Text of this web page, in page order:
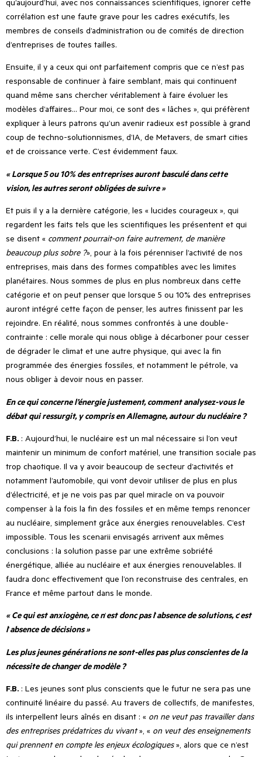
corrélation est une faute grave pour les cadres exécutifs, les
membres de conseils d’administration ou de comités de direction
d’entreprises de toutes tailles.
Ensuite, il y a ceux qui ont parfaitement compris que ce n’est pas
responsable de continuer à faire semblant, mais qui continuent
quand même sans chercher véritablement à faire évoluer les
modèles d’affaires… Pour moi, ce sont des « lâches », qui préfèrent
expliquer à leurs patrons qu’un avenir radieux est possible à grand
coup de techno-solutionnismes, d’IA, de Metavers, de smart cities
et de croissance verte. C’est évidemment faux.
« Lorsque 5 ou 10% des entreprises auront basculé dans cette
vision,les autres seront obligées de suivre »
Et puis il y a la dernière catégorie, les « lucides courageux », qui
regardent les faits tels que les scientifiques les présentent et qui
se disent « comment pourrait-on faire autrement, de manière
beaucoup plus sobre ?», pour à la fois pérenniser l’activité de nos
entreprises, mais dans des formes compatibles avec les limites
planétaires. Nous sommes de plus en plus nombreux dans cette
catégorie et on peut penser que lorsque 5 ou 10% des entreprises
auront intégré cette façon de penser, les autres finissent par les
rejoindre. En réalité, nous sommes confrontés à une double-
contrainte : celle morale qui nous oblige à décarboner pour cesser
de dégrader le climat et une autre physique, qui avec la fin
programmée des énergies fossiles, et notamment le pétrole, va
nous obliger à devoir nous en passer.
En ce qui concerne l’énergie justement, comment analysez-vous le
débat qui ressurgit, y compris en Allemagne, autour du nucléaire ?
F.B. : Aujourd’hui, le nucléaire est un mal nécessaire si l’on veut
maintenir un minimum de confort matériel, une transition sociale pas
trop chaotique. Il va y avoir beaucoup de secteur d’activités et
notamment l’automobile, qui vont devoir utiliser de plus en plus
d’électricité, et je ne vois pas par quel miracle on va pouvoir
compenser à la fois la fin des fossiles et en même temps renoncer
au nucléaire, simplement grâce aux énergies renouvelables. C’est
impossible. Tous les scenarii envisagés arrivent aux mêmes
conclusions : la solution passe par une extrême sobriété
énergétique, alliée au nucléaire et aux énergies renouvelables. Il
faudra donc effectivement que l’on reconstruise des centrales, en
France et même partout dans le monde.
« Ce qui est anxiogène, ce n’est donc pas l’absence de solutions,c’est
l’absence de décisions »
Les plus jeunes générations ne sont-elles pas plus conscientes de la
nécessite de changer de modèle ?
F.B. : Les jeunes sont plus conscients que le futur ne sera pas une
continuité linéaire du passé. Au travers de collectifs, de manifestes,
ils interpellent leurs aînés en disant : « on ne veut pas travailler dans
des entreprises prédatrices du vivant», « on veut des enseignements
qui prennent en compte les enjeux écologiques», alors que ce n’est